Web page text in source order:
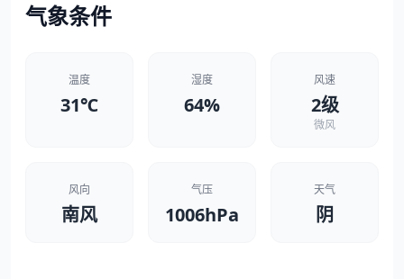
气象条件
温度
31℃
湿度
64%
风速
2级
微风
风向
南风
气压
1006hPa
天气
阴